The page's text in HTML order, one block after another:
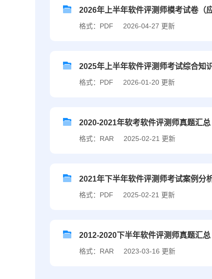
2026年上半年软件评测师模考试卷（
格式：PDF 2026-04-27 更新
2025年上半年软件评测师考试综合知
格式：PDF 2026-01-20 更新
2020-2021年软考软件评测师真题汇总
格式：RAR 2025-02-21 更新
2021年下半年软件评测师考试案例分
格式：PDF 2025-02-21 更新
2012-2020下半年软件评测师真题汇总
格式：RAR 2023-03-16 更新